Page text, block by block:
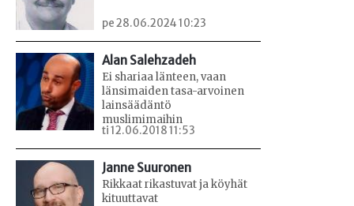
pe 28.06.2024 10:23
Alan Salehzadeh
Ei shariaa länteen, vaan
länsimaiden tasa-arvoinen
lainsäädäntö
muslimimaihin
ti 12.06.2018 11:53
Janne Suuronen
Rikkaat rikastuvat ja köyhät
kituuttavat